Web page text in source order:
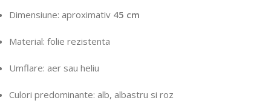
Dimensiune: aproximativ 45 cm
Material: folie rezistenta
Umflare: aer sau heliu
Culori predominante: alb, albastru si roz